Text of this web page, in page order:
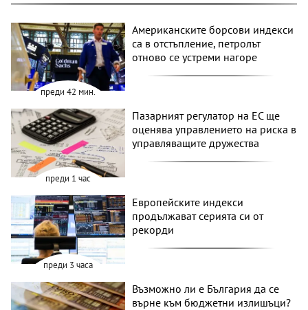
преди 42 мин.
Американските борсови индекси
са в отстъпление, петролът
отново се устреми нагоре
преди 1 час
Пазарният регулатор на ЕС ще
оценява управлението на риска в
управляващите дружества
преди 3 часа
Европейските индекси
продължават серията си от
рекорди
Възможно ли е България да се
върне към бюджетни излишъци?